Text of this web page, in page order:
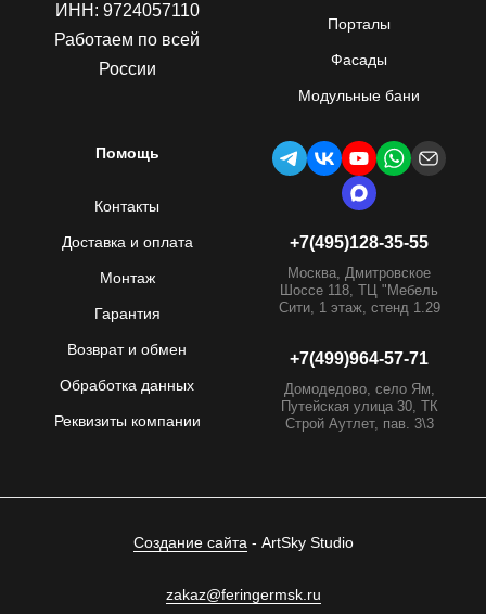
ИНН: 9724057110
Работаем по всей
России
Порталы
Фасады
Модульные бани
Помощь
Контакты
Доставка и оплата
Монтаж
Гарантия
Возврат и обмен
Обработка данных
Реквизиты компании
+7(495)128-35-55
Москва, Дмитровское
Шоссе 118, ТЦ "Мебель
Сити, 1 этаж, стенд 1.29
+7(499)964-57-71
Домодедово, село Ям,
Путейская улица 30, ТК
Строй Аутлет, пав. 3\3
Создание сайта- ArtSky Studio
zakaz@feringermsk.ru